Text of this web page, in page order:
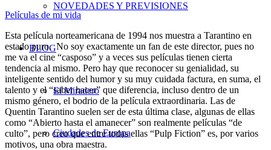
NOVEDADES Y PREVISIONES
BLOG
El Miradero
Ciudades de Europa
Películas de mi vida
Esta película norteamericana de 1994 nos muestra a Tarantino en
estado puro. No soy exactamente un fan de este director, pues no
me va el cine “casposo” y a veces sus películas tienen cierta
tendencia al mismo. Pero hay que reconocer su genialidad, su
inteligente sentido del humor y su muy cuidada factura, en suma, el
talento y el “saber hacer” que diferencia, incluso dentro de un
mismo género, el bodrio de la película extraordinaria. Las de
Quentin Tarantino suelen ser de esta última clase, algunas de ellas
como “Abierto hasta el amanecer” son realmente películas “de
culto”, pero creo que entre todas ellas “Pulp Fiction” es, por varios
motivos, una obra maestra.